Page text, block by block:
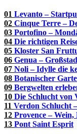
01 Levanto –
02 Cinque Terre –
03 Portofino –
04 Die richtigen
05 Kloster San
06 Genua –
07 Noli – Idylle die
08 Botanischer
09 Bergwelten
10 Die Schlucht von
11 Verdon Schlucht
12 Provence –
13 Pont Saint Esprit